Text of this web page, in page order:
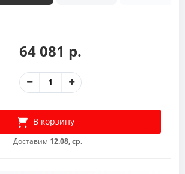
64 081 р.
В корзину
Доставим 12.08, ср.